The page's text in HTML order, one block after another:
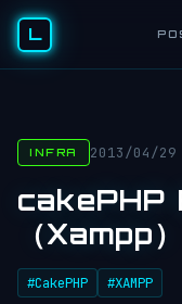
L
INFRA 2013/04/29
cakePHP
（Xampp）
#CakePHP #XAMPP